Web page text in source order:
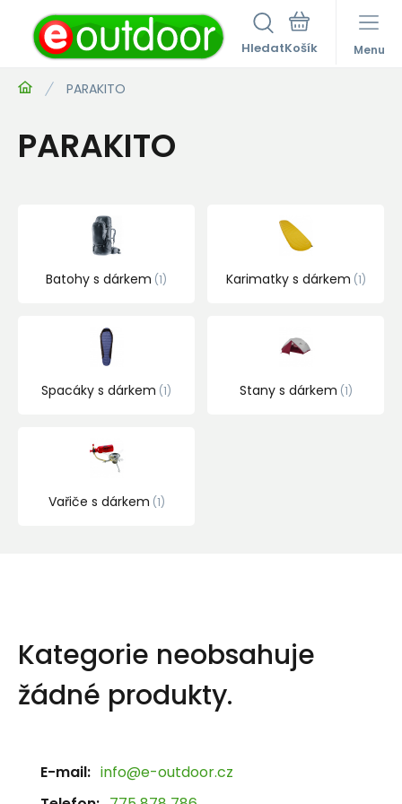
Hledat Menu
PARAKITO
PARAKITO
Batohy s dárkem 1 Karimatky s dárkem 1
Spacáky s dárkem 1 Stany s dárkem 1
Vařiče s dárkem 1
Kategorie neobsahuje
žádné produkty.
E-mail: info@e-outdoor.cz